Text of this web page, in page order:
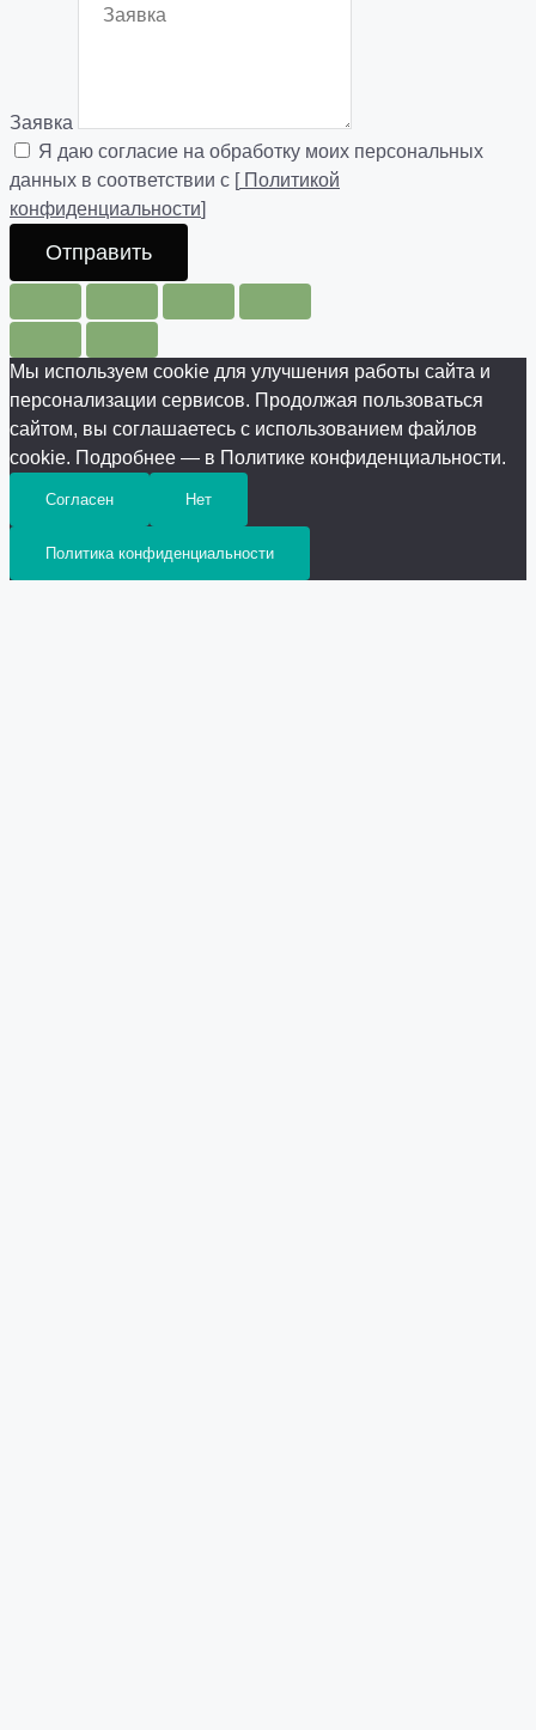
Заявка
Я даю согласие на обработку моих персональных
данных в соответствии с [Политикой
конфиденциальности]
Отправить
Мы используем cookie для улучшения работы сайта и
персонализации сервисов. Продолжая пользоваться
сайтом, вы соглашаетесь с использованием файлов
cookie. Подробнее — в Политике конфиденциальности.
Согласен Нет
Политика конфиденциальности